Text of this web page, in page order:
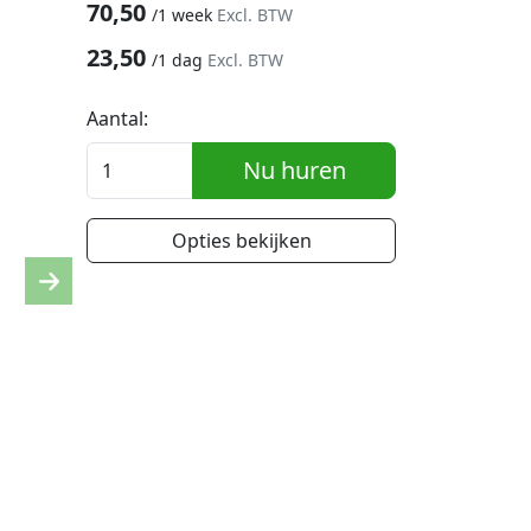
23,50 /1 dag Excl. BTW
70,50 /1 week Excl. BTW
Aantal:
Nu huren
Opties bekijken
Next